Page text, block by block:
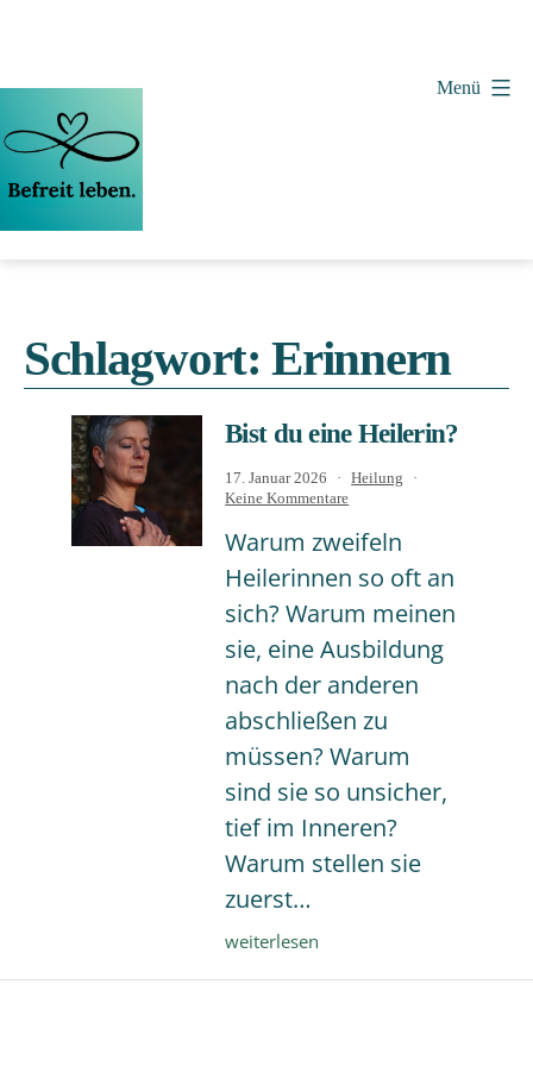
springen
Menü
Schlagwort: Erinnern
Bist du eine Heilerin?
Warum zweifeln
Heilerinnen so oft an
sich? Warum meinen
sie, eine Ausbildung
nach der anderen
abschließen zu
müssen? Warum
sind sie so unsicher,
tief im Inneren?
Warum stellen sie
zuerst…
Bist
eine
weiterlesen
Veröffentlicht
am
17. Januar 2026
Kategorisiert
Heilung
Keine Kommentarezu
du
Heilerin?